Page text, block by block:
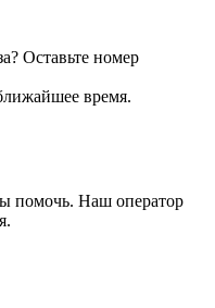
Оставьте номер
время.
помочь. Наш оператор